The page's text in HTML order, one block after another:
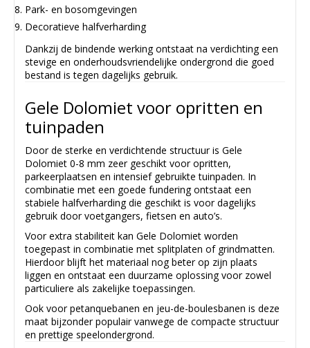
Park- en bosomgevingen
Decoratieve halfverharding
Dankzij de bindende werking ontstaat na verdichting een
stevige en onderhoudsvriendelijke ondergrond die goed
bestand is tegen dagelijks gebruik.
Gele Dolomiet voor opritten en
tuinpaden
Door de sterke en verdichtende structuur is Gele
Dolomiet 0-8 mm zeer geschikt voor opritten,
parkeerplaatsen en intensief gebruikte tuinpaden. In
combinatie met een goede fundering ontstaat een
stabiele halfverharding die geschikt is voor dagelijks
gebruik door voetgangers, fietsen en auto’s.
Voor extra stabiliteit kan Gele Dolomiet worden
toegepast in combinatie met splitplaten of grindmatten.
Hierdoor blijft het materiaal nog beter op zijn plaats
liggen en ontstaat een duurzame oplossing voor zowel
particuliere als zakelijke toepassingen.
Ook voor petanquebanen en jeu-de-boulesbanen is deze
maat bijzonder populair vanwege de compacte structuur
en prettige speelondergrond.